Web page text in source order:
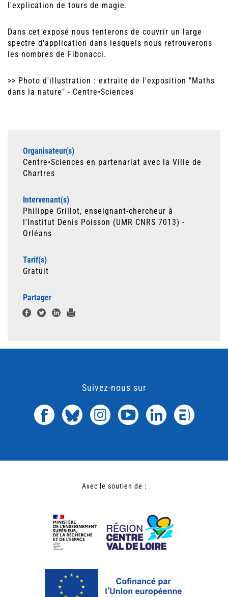
l'explication de tours de magie.
Dans cet exposé nous tenterons de couvrir un large
spectre d'application dans lesquels nous retrouverons
les nombres de Fibonacci.
>> Photo d'illustration : extraite de l'exposition "Maths
dans la nature" - Centre•Sciences
Organisateur(s)
Centre•Sciences en partenariat avec la Ville de
Chartres
Intervenant(s)
Philippe Grillot, enseignant-chercheur à
l'Institut Denis Poisson (UMR CNRS 7013) -
Orléans
Tarif(s)
Gratuit
Partager
Suivez-nous sur
Avec le soutien de :